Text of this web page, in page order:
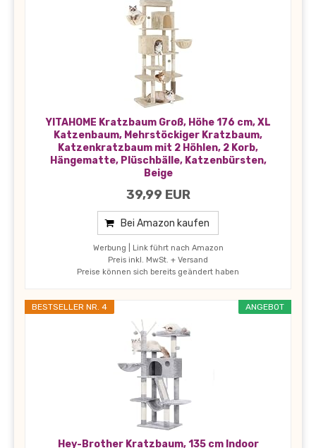
YITAHOME Kratzbaum Groß, Höhe 176 cm, XL
Katzenbaum, Mehrstöckiger Kratzbaum,
Katzenkratzbaum mit 2 Höhlen, 2 Korb,
Hängematte, Plüschbälle, Katzenbürsten,
Beige
39,99 EUR
Bei Amazon kaufen
Werbung | Link führt nach Amazon
Preis inkl. MwSt. + Versand
Preise können sich bereits geändert haben
ANGEBOT
BESTSELLER NR. 4
Hey-Brother Kratzbaum, 135 cm Indoor